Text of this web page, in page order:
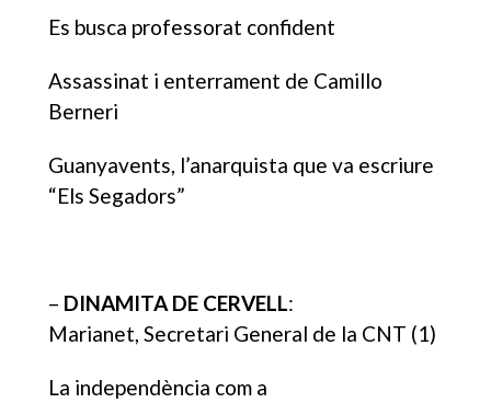
Es busca professorat confident
Assassinat i enterrament de Camillo
Berneri
Guanyavents, l’anarquista que va escriure
“Els Segadors”
– DINAMITA DE CERVELL:
Marianet, Secretari General de la CNT (1)
La independència com a